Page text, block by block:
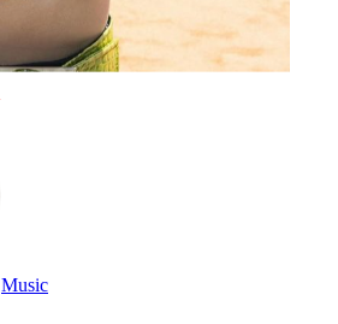
Music